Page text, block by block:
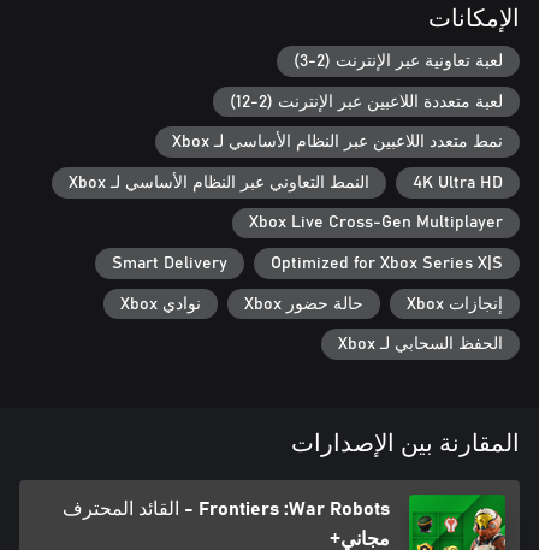
الإمكانات
لعبة تعاونية عبر الإنترنت (2-3)
لعبة متعددة اللاعبين عبر الإنترنت (2-12)
نمط متعدد اللاعبين عبر النظام الأساسي لـ Xbox
4K Ultra HD النمط التعاوني عبر النظام الأساسي لـ Xbox
Xbox Live Cross-Gen Multiplayer
Optimized for Xbox Series X|S
Smart Delivery
إنجازات Xbox حالة حضور Xbox نوادي Xbox
الحفظ السحابي لـ Xbox
المقارنة بين الإصدارات
War Robots:‏ Frontiers - القائد المحترف
مجاني+